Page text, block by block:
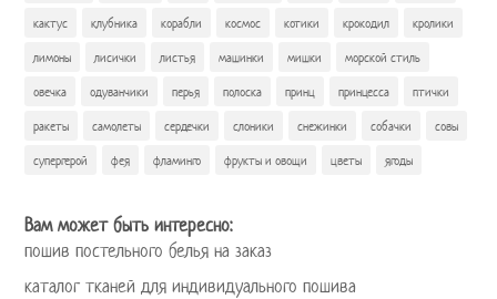
кактус клубника корабли космос котики крокодил кролики
лимоны лисички листья машинки мишки морской стиль
овечка одуванчики перья полоска принц принцесса птички
ракеты самолеты сердечки слоники снежинки собачки совы
супергерой фея фламинго фрукты и овощи цветы ягоды
Вам может быть интересно:
пошив постельного белья на заказ
каталог тканей для индивидуального пошива